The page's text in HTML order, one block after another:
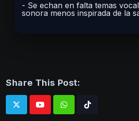
Se echan en falta temas
sonora menos inspirada de la
Share This Post:
WhatsappTiktok